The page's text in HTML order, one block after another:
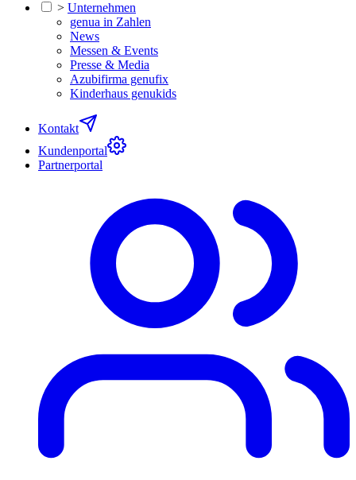
> Unternehmen
genua in Zahlen
News
Messen & Events
Presse & Media
Azubifirma genufix
Kinderhaus genukids
Kontakt
Kundenportal
Partnerportal